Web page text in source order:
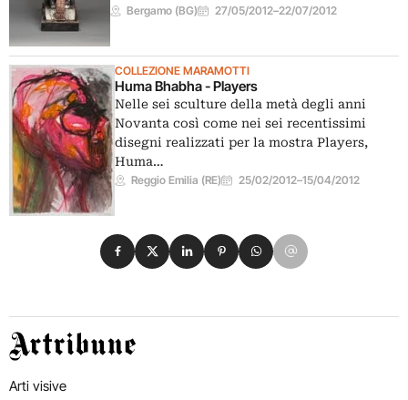
Bergamo (BG) 27/05/2012–22/07/2012
COLLEZIONE MARAMOTTI
Huma Bhabha - Players
Nelle sei sculture della metà degli anni
Novanta così come nei sei recentissimi
disegni realizzati per la mostra Players,
Huma…
Reggio Emilia (RE) 25/02/2012–15/04/2012
Condividi su Facebook
Condividi su X
Condividi su LinkedIn
Condividi su Pinterest
Condividi su WhatsApp
Condividi su Email
Artribune
Arti visive